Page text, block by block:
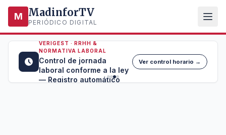
M MadinforTV
PERIÓDICO DIGITAL
VERIGEST · RRHH &
NORMATIVA LABORAL
Control de jornada
laboral conforme a la ley
— Registro automático
Ver control horario →